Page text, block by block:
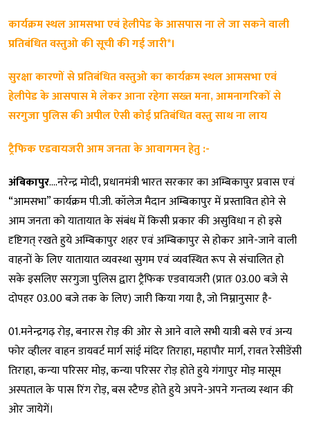
कार्यक्रम स्थल आमसभा एवं हेलीपेड के आसपास ना ले जा सकने वाली
प्रतिबंधित वस्तुओ की सूची की गई जारी*।
सुरक्षा कारणों से प्रतिबंधित वस्तुओ का कार्यक्रम स्थल आमसभा एवं
हेलीपेड के आसपास मे लेकर आना रहेगा सख्त मना, आमनागरिकों से
सरगुजा पुलिस की अपील ऐसी कोई प्रतिबंधित वस्तु साथ ना लाय
ट्रैफिक एडवायजरी आम जनता के आवागमन हेतु :-
अंबिकापुर….नरेन्द्र मोदी, प्रधानमंत्री भारत सरकार का अम्बिकापुर प्रवास एवं
“आमसभा” कार्यक्रम पी.जी. कॉलेज मैदान अम्बिकापुर में प्रस्तावित होने से
आम जनता को यातायात के संबंध में किसी प्रकार की असुविधा न हो इसे
दृष्टिगत् रखते हुये अम्बिकापुर शहर एवं अम्बिकापुर से होकर आने-जाने वाली
वाहनों के लिए यातायात व्यवस्था सुगम एवं व्यवस्थित रूप से संचालित हो
सके इसलिए सरगुजा पुलिस द्वारा ट्रैफिक एडवायजरी (प्रातः 03.00 बजे से
दोपहर 03.00 बजे तक के लिए) जारी किया गया है, जो निम्नानुसार है-
01.मनेन्द्रगढ़ रोड़, बनारस रोड़ की ओर से आने वाले सभी यात्री बसे एवं अन्य
फोर व्हीलर वाहन डायवर्ट मार्ग सांई मंदिर तिराहा, महापौर मार्ग, रावत रेसीडेंसी
तिराहा, कन्या परिसर मोड़, कन्या परिसर रोड़ होते हुये गंगापुर मोड़ मासूम
अस्पताल के पास रिंग रोड़, बस स्टैण्ड होते हुये अपने-अपने गन्तव्य स्थान की
ओर जायेगें।